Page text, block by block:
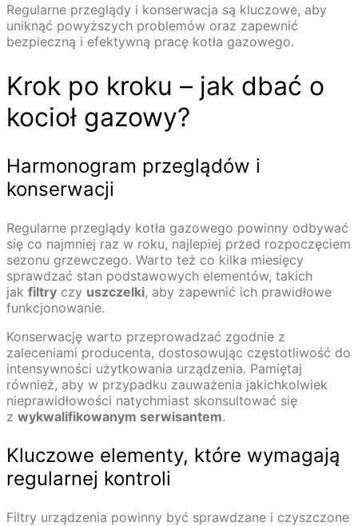
Regularne przeglądy i konserwacja są kluczowe, aby
uniknąć powyższych problemów oraz zapewnić
bezpieczną i efektywną pracę kotła gazowego.
Krok po kroku – jak dbać o
kocioł gazowy?
Harmonogram przeglądów i
konserwacji
Regularne przeglądy kotła gazowego powinny odbywać
się co najmniej raz w roku, najlepiej przed rozpoczęciem
sezonu grzewczego. Warto też co kilka miesięcy
sprawdzać stan podstawowych elementów, takich
jak filtry czy uszczelki, aby zapewnić ich prawidłowe
funkcjonowanie.
Konserwację warto przeprowadzać zgodnie z
zaleceniami producenta, dostosowując częstotliwość do
intensywności użytkowania urządzenia. Pamiętaj
również, aby w przypadku zauważenia jakichkolwiek
nieprawidłowości natychmiast skonsultować się
z wykwalifikowanym serwisantem.
Kluczowe elementy, które wymagają
regularnej kontroli
Filtry urządzenia powinny być sprawdzane i czyszczone